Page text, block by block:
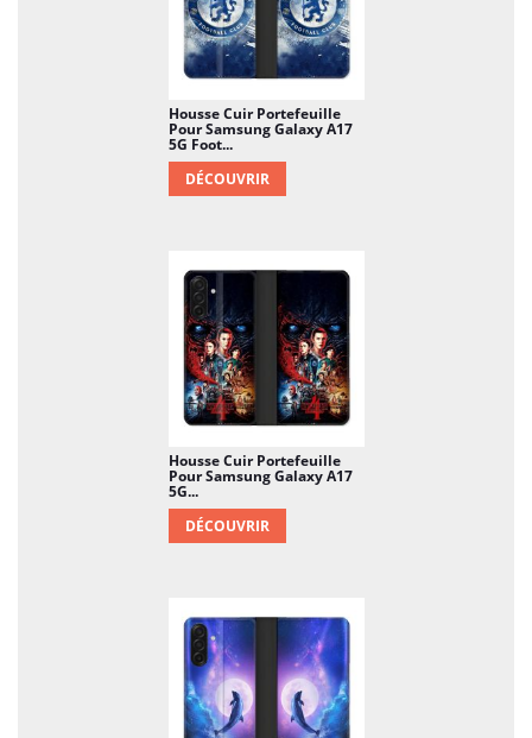
Housse Cuir Portefeuille
Pour Samsung Galaxy A17
5G Foot...
DÉCOUVRIR
Housse Cuir Portefeuille
Pour Samsung Galaxy A17
5G...
DÉCOUVRIR